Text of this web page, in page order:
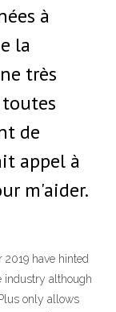
à
la
très
toutes
de
appel à
m'aider.
have hinted
industry although
only allows